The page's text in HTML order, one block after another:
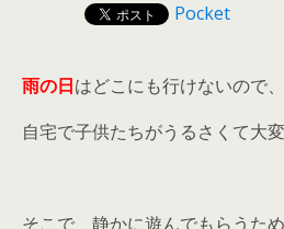
Pocket
雨の日はどこにも行けないので、
自宅で子供たちがうるさくて大
そこで、静かに遊んでもらうた